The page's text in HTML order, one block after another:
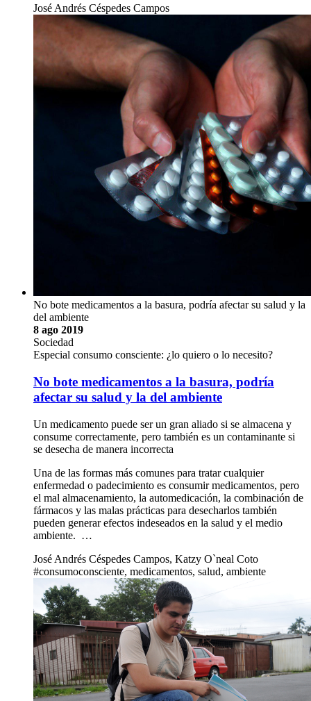
Correos de la UCR tiene nuevos cierres 100 % reciclables
14 ago 2019
Sociedad
Correos de la UCR tiene nuevos cierres 100 %
El servicio de correo se encarga de trasegar el envío y
recepción de toda la correspondencia institucional, material de
estudio científico, …
La Sección de Correo de la Oficina de Servicios Generales de
la Universidad de Costa Rica (UCR) ha traído a la Sede
Rodrigo Facio su iniciativa para hacer la correspondencia más
No bote medicamentos a la basura, podría afectar su salud y la
del ambiente
8 ago 2019
Sociedad
Especial consumo consciente: ¿lo quiero o lo necesito?
No bote medicamentos a la basura, podría
afectar su salud y la del ambiente
Un medicamento puede ser un gran aliado si se almacena y